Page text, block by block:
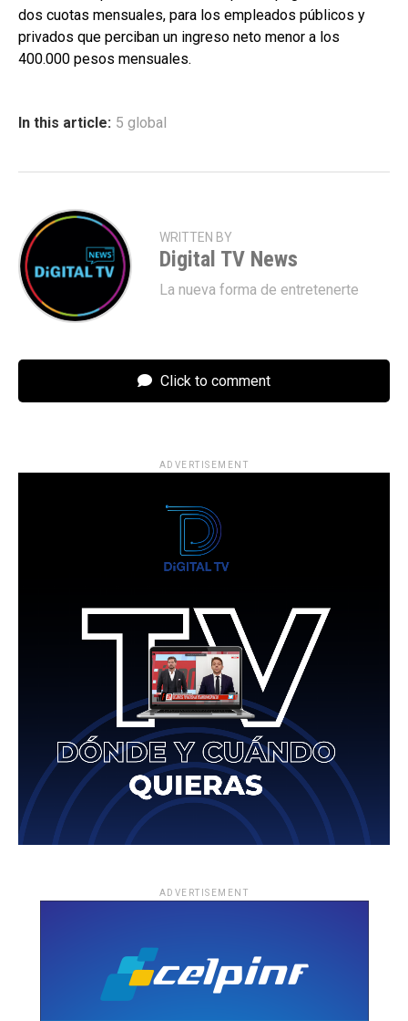
dos cuotas mensuales, para los empleados públicos y
privados que perciban un ingreso neto menor a los
400.000 pesos mensuales.
In this article: 5 global
WRITTEN BY
Digital TV News
La nueva forma de entretenerte
Click to comment
ADVERTISEMENT
ADVERTISEMENT